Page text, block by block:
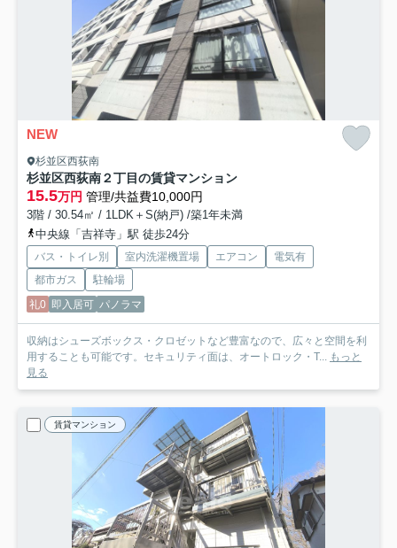
NEW
杉並区西荻南
杉並区西荻南２丁目の賃貸マンション
15.5万円 管理/共益費10,000円
3階 / 30.54㎡ / 1LDK＋S(納戸) /築1年未満
中央線「吉祥寺」駅 徒歩24分
バス・トイレ別 室内洗濯機置場 エアコン
電気有
都市ガス
駐輪場
礼0 即入居可 パノラマ
収納はシューズボックス・クロゼットなど豊富なので、広々と空間を利
用することも可能です。セキュリティ面は、オートロック・T... もっと
見る
賃貸マンション